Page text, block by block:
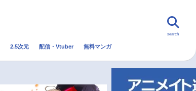
search
2.5次元 配信・Vtuber 無料マンガ